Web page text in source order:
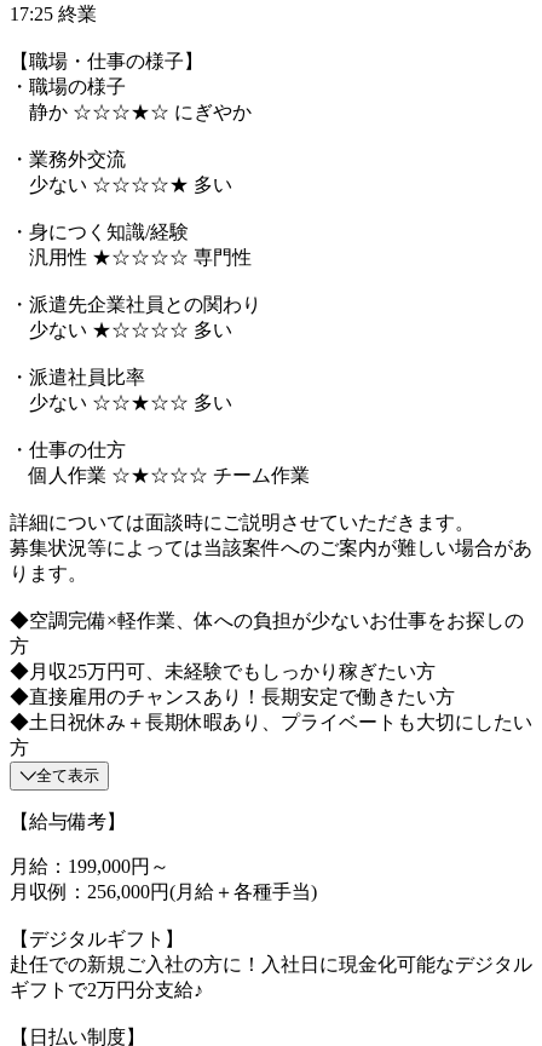
17:25 終業
【職場・仕事の様子】
・職場の様子
静か ☆☆☆★☆ にぎやか
・業務外交流
少ない ☆☆☆☆★ 多い
・身につく知識/経験
汎用性 ★☆☆☆☆ 専門性
・派遣先企業社員との関わり
少ない ★☆☆☆☆ 多い
・派遣社員比率
少ない ☆☆★☆☆ 多い
・仕事の仕方
個人作業 ☆★☆☆☆ チーム作業
詳細については面談時にご説明させていただきます。
募集状況等によっては当該案件へのご案内が難しい場合があ
ります。
◆空調完備×軽作業、体への負担が少ないお仕事をお探しの
方
◆月収25万円可、未経験でもしっかり稼ぎたい方
◆直接雇用のチャンスあり！長期安定で働きたい方
◆土日祝休み＋長期休暇あり、プライベートも大切にしたい
方
全て表示
【給与備考】
月給：199,000円～
月収例：256,000円(月給＋各種手当)
【デジタルギフト】
赴任での新規ご入社の方に！入社日に現金化可能なデジタル
ギフトで2万円分支給♪
【日払い制度】